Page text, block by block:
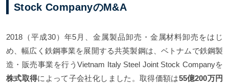
Stock CompanyのM&A
2018（平成30）年5月、金属製品卸売・金属材料卸売をはじ
め、幅広く鉄鋼事業を展開する共英製鋼は、ベトナムで鉄鋼製
造・販売事業を行うVietnam Italy Steel Joint Stock Companyを
株式取得によって子会社化しました。取得価額は55億200万円